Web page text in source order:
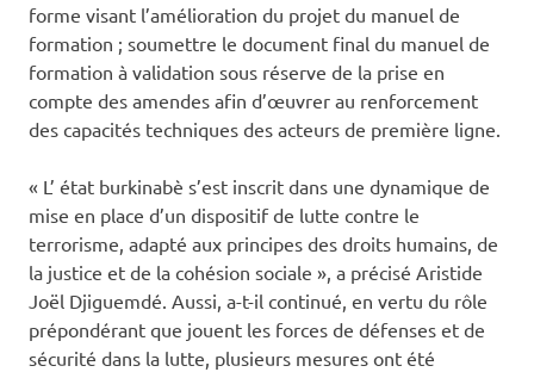
forme visant l’amélioration du projet du manuel de
formation ; soumettre le document final du manuel de
formation à validation sous réserve de la prise en
compte des amendes afin d’œuvrer au renforcement
des capacités techniques des acteurs de première ligne.
« L’ état burkinabè s’est inscrit dans une dynamique de
mise en place d’un dispositif de lutte contre le
terrorisme, adapté aux principes des droits humains, de
la justice et de la cohésion sociale », a précisé Aristide
Joël Djiguemdé. Aussi, a-t-il continué, en vertu du rôle
prépondérant que jouent les forces de défenses et de
sécurité dans la lutte, plusieurs mesures ont été